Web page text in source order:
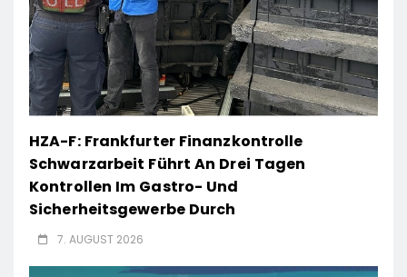
HZA-F: Frankfurter Finanzkontrolle
Schwarzarbeit Führt An Drei Tagen
Kontrollen Im Gastro- Und
Sicherheitsgewerbe Durch
7. AUGUST 2026